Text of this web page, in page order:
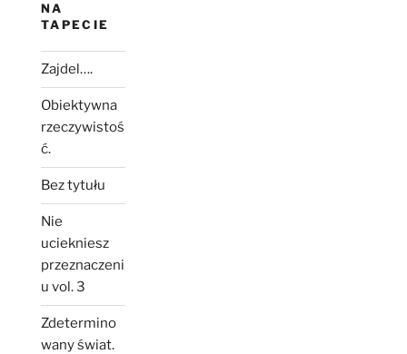
NA
TAPECIE
Zajdel….
Obiektywna
rzeczywistoś
ć.
Bez tytułu
Nie
uciekniesz
przeznaczeni
u vol. 3
Zdetermino
wany świat.